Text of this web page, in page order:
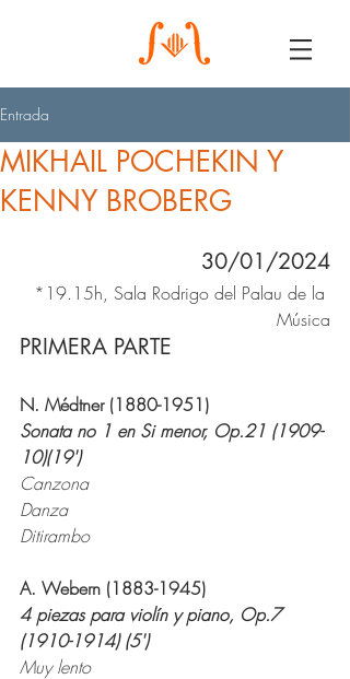
Entrada
MIKHAIL POCHEKIN Y
KENNY BROBERG
30/01/2024
* 19.15h, Sala Rodrigo del Palau de la
Música
PRIMERA PARTE
N. Médtner (1880-1951)
Sonata no 1 en Si menor, Op.21 (1909-
10)(19')
Canzona
Danza
Ditirambo
A. Webern (1883-1945)
4 piezas para violín y piano, Op.7
(1910-1914) (5')
Muy lento